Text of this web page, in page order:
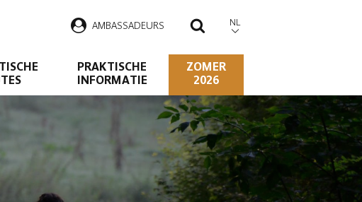
AMBASSADEURS ZOEKEN
NL
PRAKTISCHE
INFORMATIE
ZOMER
2026